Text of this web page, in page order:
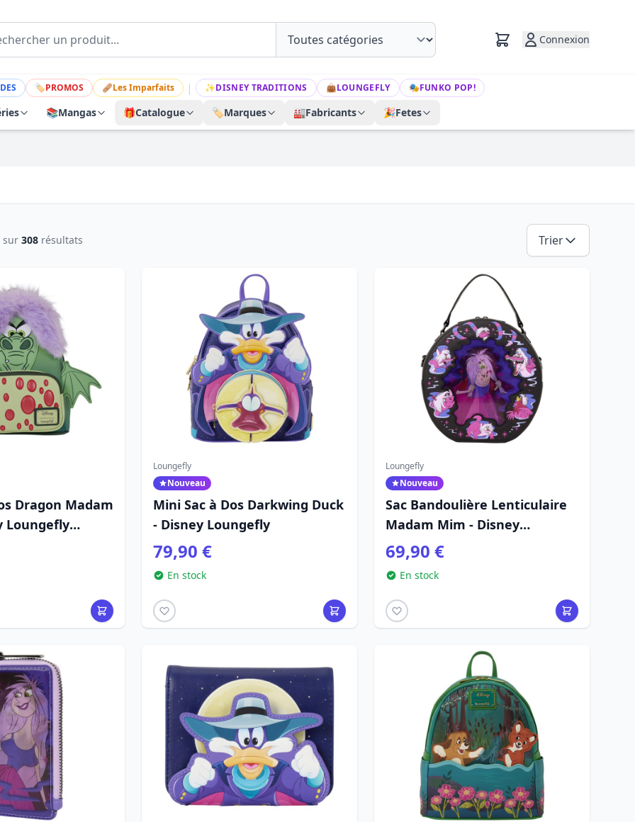
Connexion
🏷PROMOS 🩹Les Imparfaits | ✨DISNEY TRADITIONS 👜LOUNGEFLY 🎭FUNKO POP!
📚Mangas 🎁Catalogue 🏷️Marques 🏭Fabricants 🎉Fetes
sur 308 résultats Trier
Dragon Madam
Loungefly
Loungefly
Nouveau
Mini Sac à Dos Darkwing Duck
- Disney Loungefly
79,90 €
En stock
Loungefly
Nouveau
Sac Bandoulière Lenticulaire
Madam Mim - Disney
Loungefly Merlin l'Enchanteur
69,90 €
En stock